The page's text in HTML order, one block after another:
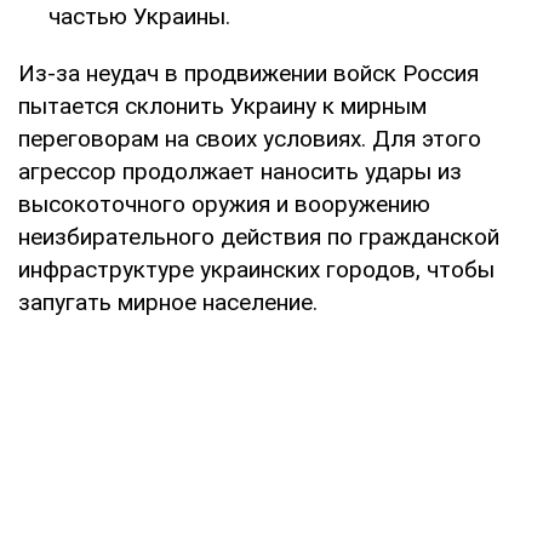
частью Украины.
Из-за неудач в продвижении войск Россия
пытается склонить Украину к мирным
переговорам на своих условиях. Для этого
агрессор продолжает наносить удары из
высокоточного оружия и вооружению
неизбирательного действия по гражданской
инфраструктуре украинских городов, чтобы
запугать мирное население.